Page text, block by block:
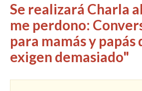
Se realizará Charla
me perdono:
para mamás y papás
exigen demasiado"